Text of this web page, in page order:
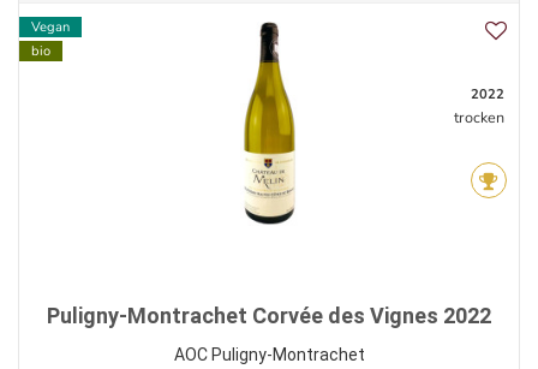
Vegan
bio
2022
trocken
Puligny-Montrachet Corvée des Vignes 2022
AOC Puligny-Montrachet